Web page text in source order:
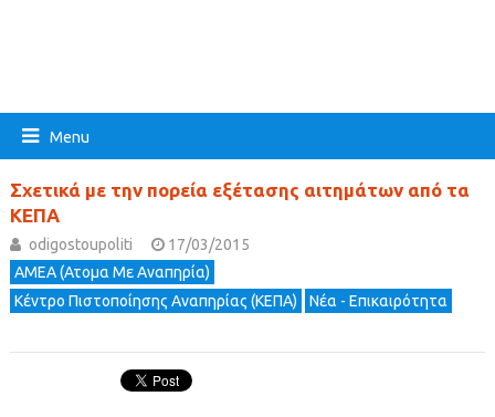
Menu
Σχετικά με την πορεία εξέτασης αιτημάτων από τα
ΚΕΠΑ
odigostoupoliti
17/03/2015
ΑΜΕΑ (Ατομα Με Αναπηρία)
Κέντρο Πιστοποίησης Αναπηρίας (ΚΕΠΑ)
Νέα - Επικαιρότητα